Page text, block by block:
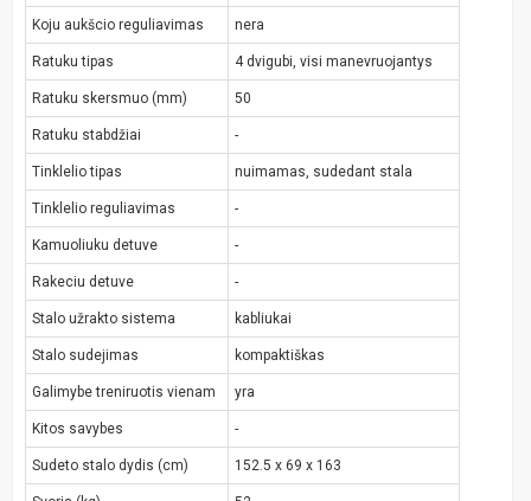
Koju aukšcio reguliavimas nera
Ratuku tipas 4 dvigubi, visi manevruojantys
Ratuku skersmuo (mm) 50
Ratuku stabdžiai -
Tinklelio tipas nuimamas, sudedant stala
Tinklelio reguliavimas -
Kamuoliuku detuve -
Rakeciu detuve -
Stalo užrakto sistema kabliukai
Stalo sudejimas kompaktiškas
Galimybe treniruotis vienam yra
Kitos savybes -
Sudeto stalo dydis (cm) 152.5 x 69 x 163